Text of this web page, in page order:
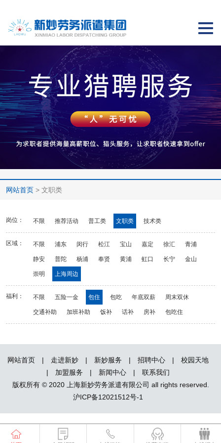
切
网站首页 > 文职类
岗位： 不限 推荐活动 普工类 文职类 技术类
区域： 不限 浦东 闵行 松江 宝山 嘉定 徐汇 青浦
静安 普陀 杨浦 奉贤 黄浦 虹口 长宁 金山
崇明 上海周边
福利： 不限 五险一金 包住 包吃 年底双薪 周末双休
交通补助 加班补助 饭补 话补 房补 包吃住
网站首页 | 走进新妙 | 新妙服务 | 招聘中心 |
校园天地
|
加盟服务 | 新闻中心 |
联系我们
版权所有 © 2020 上海新妙劳务派遣有限公司 all rights reserved.
沪ICP备12021512号-1